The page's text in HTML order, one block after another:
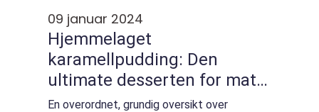
09 januar 2024
Hjemmelaget
karamellpudding: Den
ultimate desserten for mat-
og drikkeentusiaster
En overordnet, grundig oversikt over